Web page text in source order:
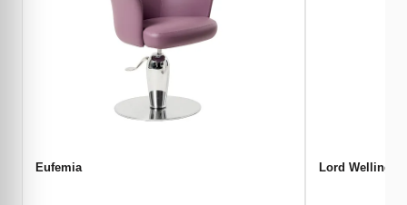
Eufemia Lord